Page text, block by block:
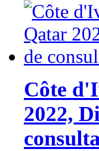
Côte
2022,